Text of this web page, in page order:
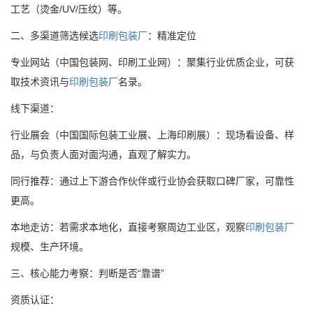
工艺（烫金/UV/压纹）等。
二、多渠道筛选候选印刷包装厂：精准定位
专业网站（中国包装网、印刷工业网）：聚集行业优质企业，可获
取技术资讯与印刷包装厂名录。
线下渠道：
行业展会（中国国际包装工业展、上海印刷展）：现场看设备、样
品，与负责人面对面沟通，直观了解实力。
同行推荐：通过上下游合作伙伴或行业协会获取口碑厂家，可靠性
更高。
本地走访：若需求本地化，直接考察周边工业区，观察印刷包装厂
规模、生产环境。
三、核心能力考察：判断是否“靠谱”
资质认证：